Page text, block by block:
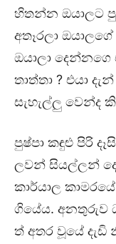
හිතන්න ඔයාලට
අතෑරලා
ඔයාලා
තාත්තා ? එයා
සැහැල්ලු වෙන්ද
පුෂ්පා කඳුළු පිරි
ලවන් සියල්ලන්
කාර්යාල
ගියේය. අනතුරුව
ත් අතර වූයේ